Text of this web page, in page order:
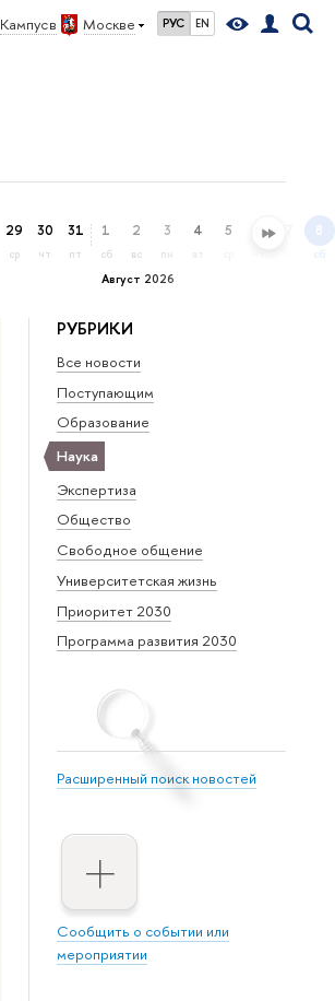
Кампус в Москве РУС EN
29
ср
30
чт
31
пт
Август 2026
1
сб
2
вс
3
пн
4 5 6 8
сб
РУБРИКИ
Все новости
Поступающим
Образование
Наука
Экспертиза
Общество
Свободное общение
Университетская жизнь
Приоритет 2030
Программа развития 2030
Расширенный поиск новостей
Сообщить о событии или
мероприятии